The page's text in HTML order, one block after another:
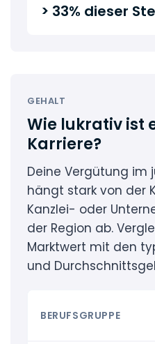
> 33% dieser
GEHALT
Wie lukrativ ist
Karriere?
Deine Vergütung im
hängt stark von der
Kanzlei- oder
der Region ab.
Marktwert mit den
und
BERUFSGRUPPE